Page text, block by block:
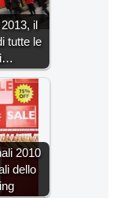
il
tutte le
2010
dello